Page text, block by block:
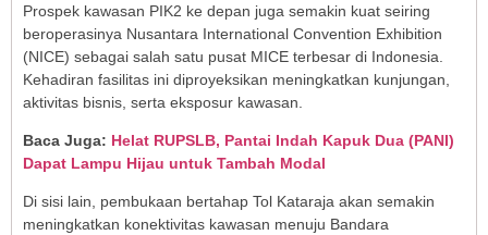
Prospek kawasan PIK2 ke depan juga semakin kuat seiring
beroperasinya Nusantara International Convention Exhibition
(NICE) sebagai salah satu pusat MICE terbesar di Indonesia.
Kehadiran fasilitas ini diproyeksikan meningkatkan kunjungan,
aktivitas bisnis, serta eksposur kawasan.
Baca Juga: Helat RUPSLB, Pantai Indah Kapuk Dua (PANI)
Dapat Lampu Hijau untuk Tambah Modal
Di sisi lain, pembukaan bertahap Tol Kataraja akan semakin
meningkatkan konektivitas kawasan menuju Bandara